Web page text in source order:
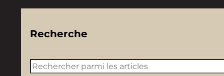
Recherche
Rechercher